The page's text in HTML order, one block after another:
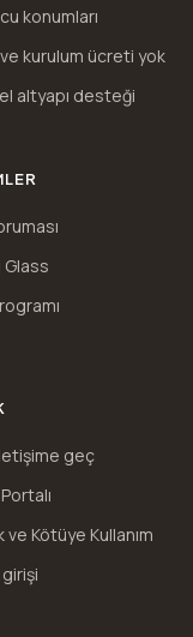
konumları
kurulum ücreti yok
altyapı desteği
geç
ve Kötüye Kullanım